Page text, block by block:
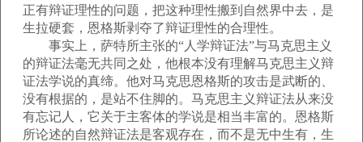
正有辩证理性的问题，把这种理性搬到自然界中去，是
生拉硬套，恩格斯剥夺了辩证理性的合理性。
事实上，萨特所主张的“人学辩证法”与马克思主义
的辩证法毫无共同之处，他根本没有理解马克思主义辩
证法学说的真缔。他对马克思恩格斯的攻击是武断的、
没有根据的，是站不住脚的。马克思主义辩证法从来没
有忘记人，它关于主客体的学说是相当丰富的。恩格斯
所论述的自然辩证法是客观存在，而不是无中生有，生